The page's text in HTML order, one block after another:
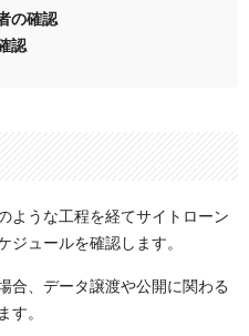
の確認
認
ような工程を経てサイトローン
ジュールを確認します。
合、データ譲渡や公開に関わる
す。